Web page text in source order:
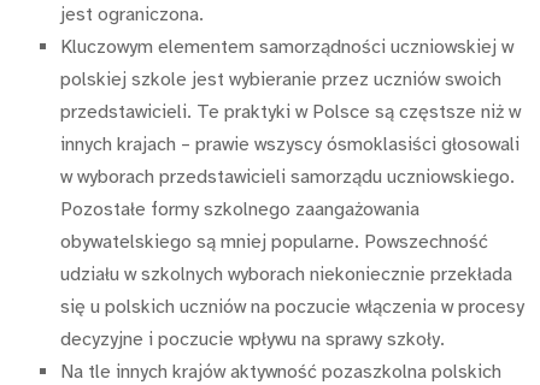
jest ograniczona.
Kluczowym elementem samorządności uczniowskiej w
polskiej szkole jest wybieranie przez uczniów swoich
przedstawicieli. Te praktyki w Polsce są częstsze niż w
innych krajach – prawie wszyscy ósmoklasiści głosowali
w wyborach przedstawicieli samorządu uczniowskiego.
Pozostałe formy szkolnego zaangażowania
obywatelskiego są mniej popularne. Powszechność
udziału w szkolnych wyborach niekoniecznie przekłada
się u polskich uczniów na poczucie włączenia w procesy
decyzyjne i poczucie wpływu na sprawy szkoły.
Na tle innych krajów aktywność pozaszkolna polskich